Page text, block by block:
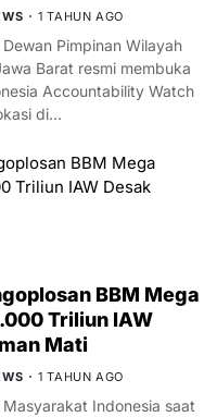
1 TAHUN AGO
Pimpinan Wilayah
Barat resmi membuka
Accountability Watch
di…
BBM Mega
Triliun IAW
Mati
1 TAHUN AGO
Indonesia saat